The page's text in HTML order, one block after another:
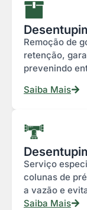
Remoção de
retenção,
prevenindo
Saiba Mais
Serviço
colunas de
a vazão e
Saiba Mais